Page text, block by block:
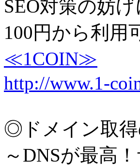
SEO対策の妨
100円から利用
≪1COIN≫
http://www.1-
◎ドメイン取
～DNSが最高